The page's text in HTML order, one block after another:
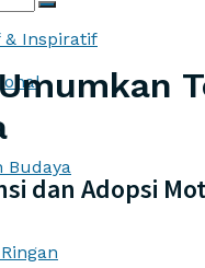
& Inspiratif
Budaya
dan Adopsi